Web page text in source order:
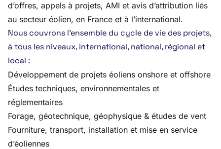
d’offres, appels à projets, AMI et avis d’attribution liés
au secteur éolien, en France et à l’international.
Nous couvrons l’ensemble du cycle de vie des projets,
à tous les niveaux, international, national, régional et
local :
Développement de projets éoliens onshore et offshore
Études techniques, environnementales et
réglementaires
Forage, géotechnique, géophysique & études de vent
Fourniture, transport, installation et mise en service
d’éoliennes